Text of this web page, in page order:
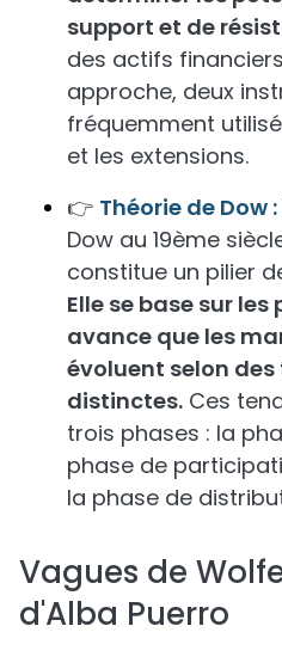
support et de
des actifs
approche, deux
fréquemment
et les extensions.
👉 Théorie de Dow :
Dow au 19ème
constitue un pilier
Elle se base sur
avance que les
évoluent selon
distinctes. Ces
trois phases : la
phase de
la phase de
Vagues de
d'Alba Puerro